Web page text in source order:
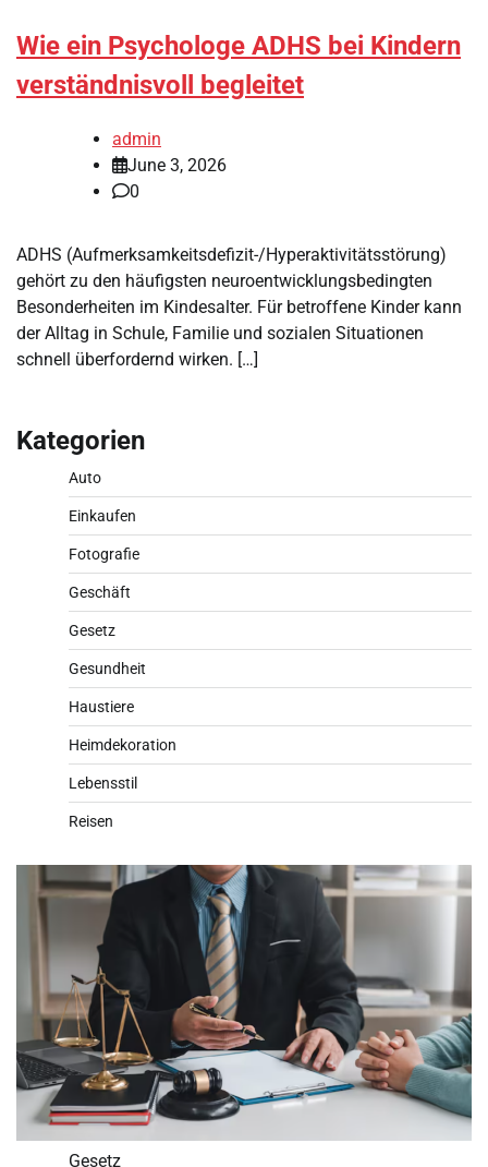
Wie ein Psychologe ADHS bei Kindern
verständnisvoll begleitet
admin
June 3, 2026
0
ADHS (Aufmerksamkeitsdefizit-/Hyperaktivitätsstörung)
gehört zu den häufigsten neuroentwicklungsbedingten
Besonderheiten im Kindesalter. Für betroffene Kinder kann
der Alltag in Schule, Familie und sozialen Situationen
schnell überfordernd wirken. […]
Kategorien
Auto
Einkaufen
Fotografie
Geschäft
Gesetz
Gesundheit
Haustiere
Heimdekoration
Lebensstil
Reisen
Gesetz